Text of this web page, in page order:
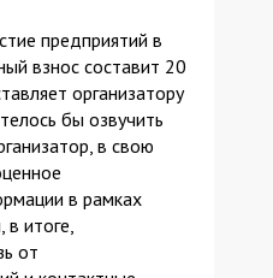
предприятий в
взнос составит 20
организатору
бы озвучить
в свою
в рамках
итоге,
от